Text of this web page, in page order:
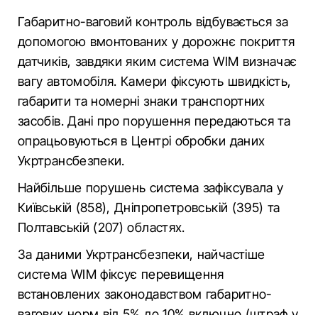
Габаритно-ваговий контроль відбувається за
допомогою вмонтованих у дорожнє покриття
датчиків, завдяки яким система WIM визначає
вагу автомобіля. Камери фіксують швидкість,
габарити та номерні знаки транспортних
засобів. Дані про порушення передаються та
опрацьовуються в Центрі обробки даних
Укртрансбезпеки.
Найбільше порушень система зафіксувала у
Київській (858), Дніпропетровській (395) та
Полтавській (207) областях.
За даними Укртрансбезпеки, найчастіше
система WIM фіксує перевищення
встановлених законодавством габаритно-